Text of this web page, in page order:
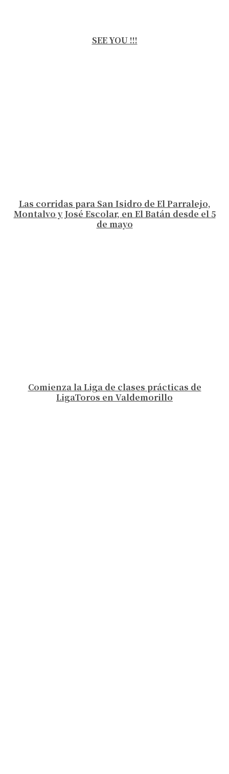
SEE YOU !!!
Las corridas para San Isidro de El Parralejo,
Montalvo y José Escolar, en El Batán desde el 5
de mayo
Comienza la Liga de clases prácticas de
LigaToros en Valdemorillo